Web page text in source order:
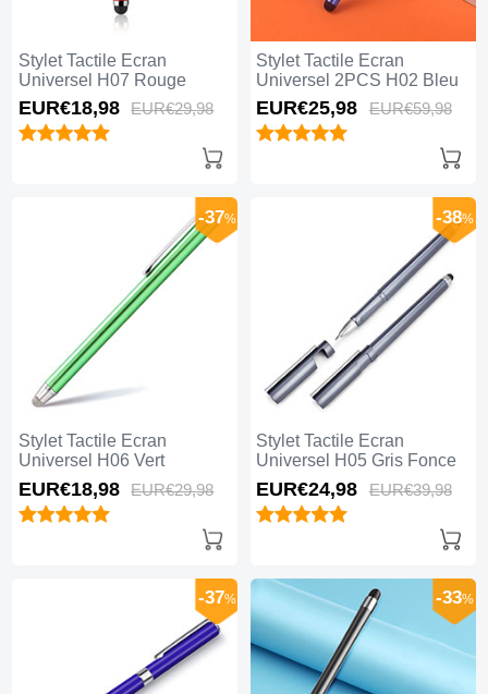
Stylet Tactile Ecran
Universel H07 Rouge
EUR€18,98 EUR€29,98
Stylet Tactile Ecran
Universel 2PCS H02 Bleu
EUR€25,98 EUR€59,98
Stylet Tactile Ecran
Universel H06 Vert
-37%
EUR€18,98 EUR€29,98
Stylet Tactile Ecran
Universel H05 Gris Fonce
-38%
EUR€24,98 EUR€39,98
-37% -33%